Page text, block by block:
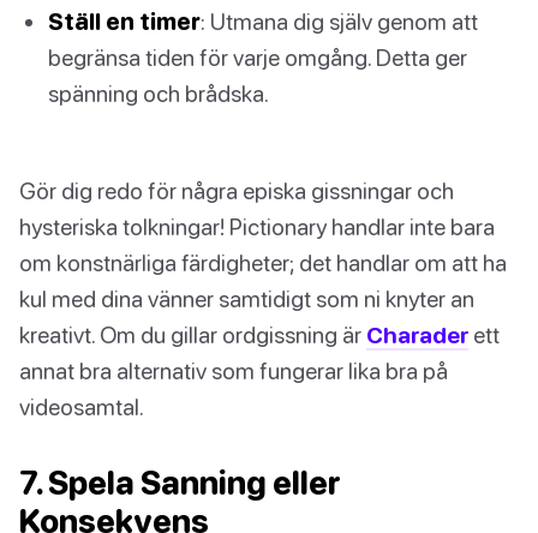
Ställ en timer: Utmana dig själv genom att
begränsa tiden för varje omgång. Detta ger
spänning och brådska.
Gör dig redo för några episka gissningar och
hysteriska tolkningar! Pictionary handlar inte bara
om konstnärliga färdigheter; det handlar om att ha
kul med dina vänner samtidigt som ni knyter an
kreativt. Om du gillar ordgissning är Charader ett
annat bra alternativ som fungerar lika bra på
videosamtal.
7. Spela Sanning eller
Konsekvens